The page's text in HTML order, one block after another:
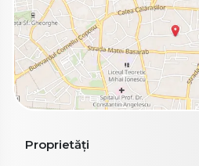
Proprietăți